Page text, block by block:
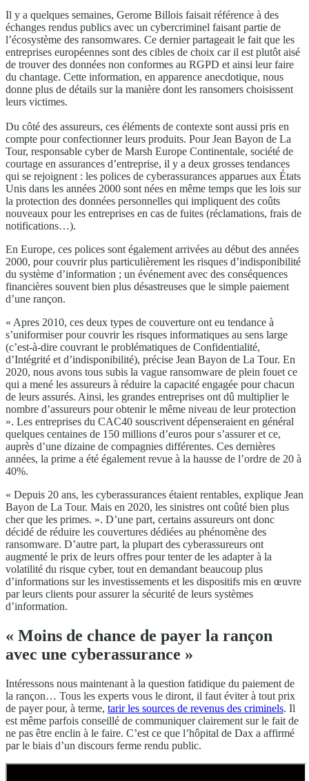
Il y a quelques semaines, Gerome Billois faisait référence à des
échanges rendus publics avec un cybercriminel faisant partie de
l’écosystème des ransomwares. Ce dernier partageait le fait que les
entreprises européennes sont des cibles de choix car il est plutôt aisé
de trouver des données non conformes au RGPD et ainsi leur faire
du chantage. Cette information, en apparence anecdotique, nous
donne plus de détails sur la manière dont les ransomers choisissent
leurs victimes.
Du côté des assureurs, ces éléments de contexte sont aussi pris en
compte pour confectionner leurs produits. Pour Jean Bayon de La
Tour, responsable cyber de Marsh Europe Continentale, société de
courtage en assurances d’entreprise, il y a deux grosses tendances
qui se rejoignent : les polices de cyberassurances apparues aux États
Unis dans les années 2000 sont nées en même temps que les lois sur
la protection des données personnelles qui impliquent des coûts
nouveaux pour les entreprises en cas de fuites (réclamations, frais de
notifications…).
En Europe, ces polices sont également arrivées au début des années
2000, pour couvrir plus particulièrement les risques d’indisponibilité
du système d’information ; un événement avec des conséquences
financières souvent bien plus désastreuses que le simple paiement
d’une rançon.
« Apres 2010, ces deux types de couverture ont eu tendance à
s’uniformiser pour couvrir les risques informatiques au sens large
(c’est-à-dire couvrant le problématiques de Confidentialité,
d’Intégrité et d’indisponibilité), précise Jean Bayon de La Tour. En
2020, nous avons tous subis la vague ransomware de plein fouet ce
qui a mené les assureurs à réduire la capacité engagée pour chacun
de leurs assurés. Ainsi, les grandes entreprises ont dû multiplier le
nombre d’assureurs pour obtenir le même niveau de leur protection
». Les entreprises du CAC40 souscrivent dépenseraient en général
quelques centaines de 150 millions d’euros pour s’assurer et ce,
auprès d’une dizaine de compagnies différentes. Ces dernières
années, la prime a été également revue à la hausse de l’ordre de 20 à
40%.
« Depuis 20 ans, les cyberassurances étaient rentables, explique Jean
Bayon de La Tour. Mais en 2020, les sinistres ont coûté bien plus
cher que les primes. ». D’une part, certains assureurs ont donc
décidé de réduire les couvertures dédiées au phénomène des
ransomware. D’autre part, la plupart des cyberassureurs ont
augmenté le prix de leurs offres pour tenter de les adapter à la
volatilité du risque cyber, tout en demandant beaucoup plus
d’informations sur les investissements et les dispositifs mis en œuvre
par leurs clients pour assurer la sécurité de leurs systèmes
d’information.
« Moins de chance de payer la rançon
avec une cyberassurance »
Intéressons nous maintenant à la question fatidique du paiement de
la rançon… Tous les experts vous le diront, il faut éviter à tout prix
de payer pour, à terme, tarir les sources de revenus des criminels. Il
est même parfois conseillé de communiquer clairement sur le fait de
ne pas être enclin à le faire. C’est ce que l’hôpital de Dax a affirmé
par le biais d’un discours ferme rendu public.